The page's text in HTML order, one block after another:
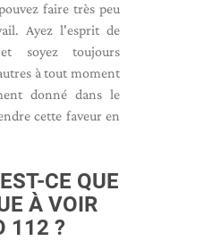
faire très peu
Ayez l'esprit de
soyez toujours
à tout moment
donné dans le
cette faveur en
CE QUE
À VOIR
112 ?